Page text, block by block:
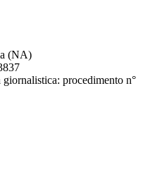
(NA)
procedimento n°